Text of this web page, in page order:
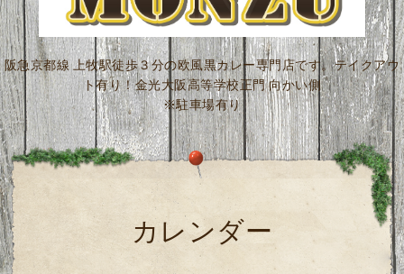
阪急京都線 上牧駅徒歩３分の欧風黒カレー専門店です。テイクアウ
ト有り！金光大阪高等学校正門 向かい側
※駐車場有り
カレンダー